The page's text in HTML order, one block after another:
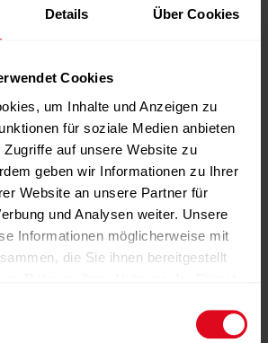
Details Über Cookies
Cookies
um Inhalte und Anzeigen zu
für soziale Medien anbieten
auf unsere Website zu
geben wir Informationen zu Ihrer
Website an unsere Partner für
und Analysen weiter. Unsere
Informationen möglicherweise mit
die Sie ihnen bereitgestellt
weiterlesen
,SLIDER